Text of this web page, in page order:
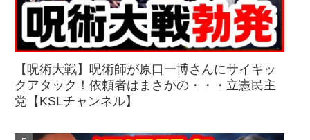
【呪術大戦】呪術師が原口一博さんにサイキッ
クアタック！依頼者はまさかの・・・立憲民主
党【KSLチャンネル】